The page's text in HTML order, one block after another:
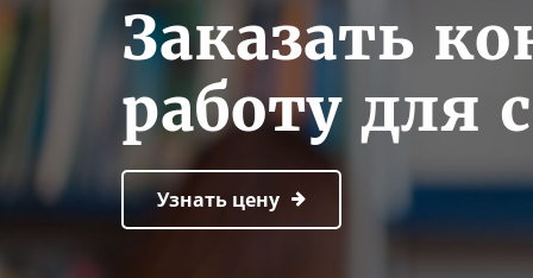
Заказать
работу для
Узнать цену